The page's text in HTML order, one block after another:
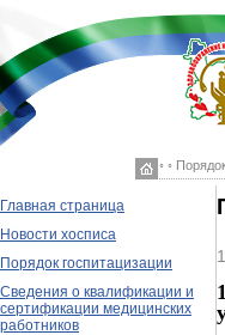
◦ ◦
Главная страница
Новости хосписа
Порядок госпитацизации
Сведения о квалификации и
сертификации медицинских
работников